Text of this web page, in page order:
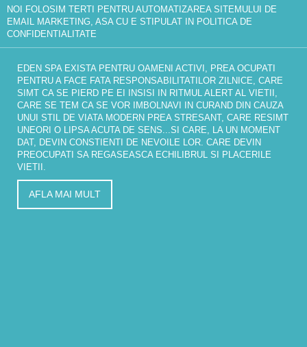
NOI FOLOSIM TERTI PENTRU AUTOMATIZAREA SITEMULUI DE
EMAIL MARKETING, ASA CU E STIPULAT IN POLITICA DE
CONFIDENTIALITATE
EDEN SPA EXISTA PENTRU OAMENI ACTIVI, PREA OCUPATI
PENTRU A FACE FATA RESPONSABILITATILOR ZILNICE, CARE
SIMT CA SE PIERD PE EI INSISI IN RITMUL ALERT AL VIETII,
CARE SE TEM CA SE VOR IMBOLNAVI IN CURAND DIN CAUZA
UNUI STIL DE VIATA MODERN PREA STRESANT, CARE RESIMT
UNEORI O LIPSA ACUTA DE SENS...SI CARE, LA UN MOMENT
DAT, DEVIN CONSTIENTI DE NEVOILE LOR. CARE DEVIN
PREOCUPATI SA REGASEASCA ECHILIBRUL SI PLACERILE
VIETII.
AFLA MAI MULT